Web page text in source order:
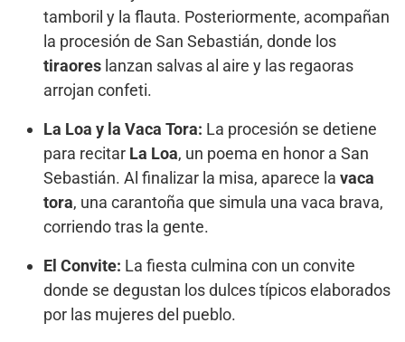
tamboril y la flauta. Posteriormente, acompañan
la procesión de San Sebastián, donde los
tiraores lanzan salvas al aire y las regaoras
arrojan confeti.
La Loa y la Vaca Tora: La procesión se detiene
para recitar La Loa, un poema en honor a San
Sebastián. Al finalizar la misa, aparece la vaca
tora, una carantoña que simula una vaca brava,
corriendo tras la gente.
El Convite: La fiesta culmina con un convite
donde se degustan los dulces típicos elaborados
por las mujeres del pueblo.